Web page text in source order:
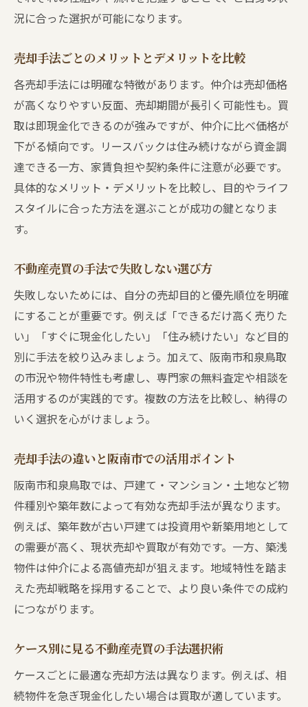
況に合った選択が可能になります。
売却手法ごとのメリットとデメリットを比較
各売却手法には明確な特徴があります。仲介は売却価格
が高くなりやすい反面、売却期間が長引く可能性も。買
取は即現金化できるのが強みですが、仲介に比べ価格が
下がる傾向です。リースバックは住み続けながら資金調
達できる一方、家賃負担や契約条件に注意が必要です。
具体的なメリット・デメリットを比較し、目的やライフ
スタイルに合った方法を選ぶことが成功の鍵となりま
す。
不動産売買の手法で失敗しない選び方
失敗しないためには、自分の売却目的と優先順位を明確
にすることが重要です。例えば「できるだけ高く売りた
い」「すぐに現金化したい」「住み続けたい」など目的
別に手法を絞り込みましょう。加えて、阪南市和泉鳥取
の市況や物件特性も考慮し、専門家の無料査定や相談を
活用するのが実践的です。複数の方法を比較し、納得の
いく選択を心がけましょう。
売却手法の違いと阪南市での活用ポイント
阪南市和泉鳥取では、戸建て・マンション・土地など物
件種別や築年数によって有効な売却手法が異なります。
例えば、築年数が古い戸建ては投資用や新築用地として
の需要が高く、現状売却や買取が有効です。一方、築浅
物件は仲介による高値売却が狙えます。地域特性を踏ま
えた売却戦略を採用することで、より良い条件での成約
につながります。
ケース別に見る不動産売買の手法選択術
ケースごとに最適な売却方法は異なります。例えば、相
続物件を急ぎ現金化したい場合は買取が適しています。